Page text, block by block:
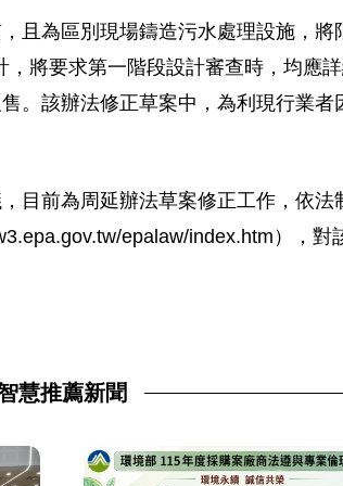
且為區別現場鑄造污水處理設施，
將要求第一階段設計審查時，均應
。該辦法修正草案中，為利現行業
目前為周延辦法草案修正工作，依
epalaw/index.htm），
慧推薦新聞